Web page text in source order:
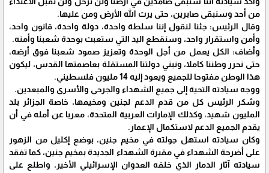
من أحد وسنبقى صابرين، حتى يرث الله الأرض ومن عليها.
وقال الرئيس: جئنا لنقول إننا سلطة واحدة، دولة واحدة، قانون واحد،
وأمن واستقرار واحد، وسنقطع اليد التي ستعبث بوحدة شعبنا وأمنه.
وأضاف: الكل يعمل من أجل الوحدة وتعزيز صمود شعبنا فوق أرضه،
حتى نحرر وطننا كاملا، ونبني دولتنا المستقلة بعاصمتها القدس، ليكون
هذا الوطن مفتوحا للجميع ويعود إليه 14 مليون فلسطيني.
ووجه سيادته التحية إلى جميع الشهداء والجرحى والأسرى والمبعدين.
وشكر الرئيس كل من قدم الدعم لجنين ومخيمها، خاصة الجزائر بلد
المليون شهيد، وكذلك الإمارات العربية المتحدة، معربا عن أمله في أن
يقدم الجميع الدعم لاستكمال الإعمار.
وكان سيادته استهل جولته في مخيم جنين، بوضع إكليل من الزهور
على أضرحة الشهداء في مقبرة الشهداء الجديدة بمخيم جنين، كما تفقد
سيادته آثار الدمار الذي خلفه العدوان الإسرائيلي الأخير، واطلع على